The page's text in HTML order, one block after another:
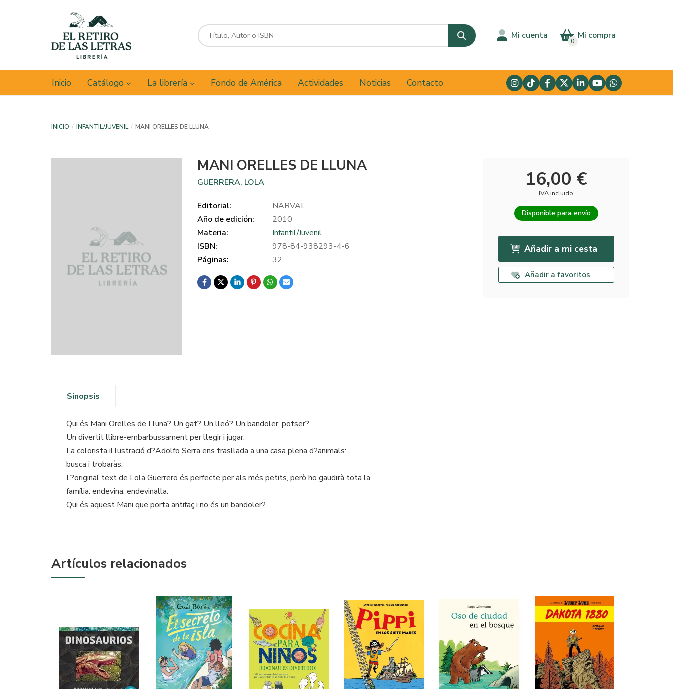
Mi cuenta Mi compra
0
Inicio Catálogo La librería Fondo de América Actividades Noticias Contacto
INICIO INFANTIL/JUVENIL MANI ORELLES DE LLUNA
MANI ORELLES DE LLUNA
GUERRERA, LOLA
Editorial:
NARVAL
Año de edición:
2010
Materia:
Infantil/Juvenil
ISBN:
978-84-938293-4-6
Páginas:
32
16,00 €
IVA incluido
Disponible para envío
Añadir a mi cesta
Añadir a favoritos
Sinopsis
Qui és Mani Orelles de Lluna? Un gat? Un lleó? Un bandoler, potser?
Un divertit llibre-embarbussament per llegir i jugar.
La colorista il·lustració d?Adolfo Serra ens trasllada a una casa plena d?animals:
busca i trobaràs.
L?original text de Lola Guerrero és perfecte per als més petits, però ho gaudirà tota la
família: endevina, endevinalla.
Qui és aquest Mani que porta antifaç i no és un bandoler?
Artículos relacionados